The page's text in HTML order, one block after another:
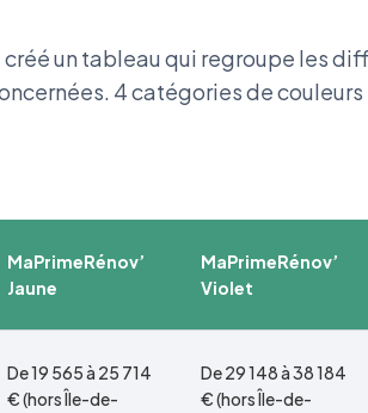
créé un tableau qui regroupe les
4 catégories de
MaPrimeRénov’
Jaune
MaPrimeRénov’
Violet
De 19 565 à 25 714
€ (hors Île-de-
De 29 148 à 38 184
€ (hors Île-de-